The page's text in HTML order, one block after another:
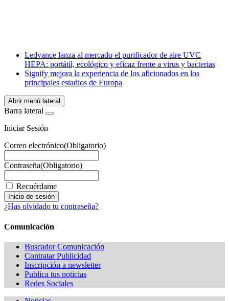
WhatsApp
Ledvance lanza al mercado el purificador de aire UVC
HEPA: portátil, ecológico y eficaz frente a virus y bacterias
Signify mejora la experiencia de los aficionados en los
principales estadios de Europa
Abrir menú lateral
Barra lateral
Iniciar Sesión
Correo electrónico(Obligatorio)
Contraseña(Obligatorio)
Recuérdame
¿Has olvidado tu contraseña?
Comunicación
Buscador Comunicación
Contratar Publicidad
Inscripción a newsletter
Publica tus noticias
Redes Sociales